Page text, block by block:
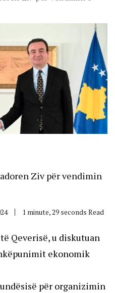
Ziv për vendimin
1 minute, 29 seconds Read
Qeverisë, u diskutuan
ekonomik
për organizimin